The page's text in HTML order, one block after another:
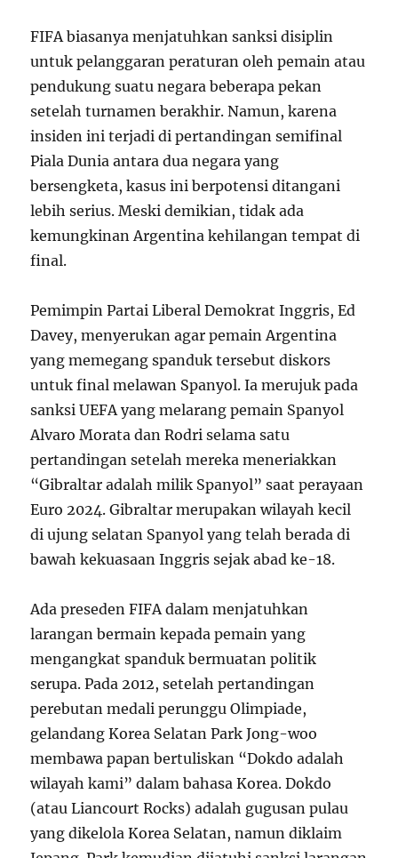
FIFA biasanya menjatuhkan sanksi disiplin
untuk pelanggaran peraturan oleh pemain atau
pendukung suatu negara beberapa pekan
setelah turnamen berakhir. Namun, karena
insiden ini terjadi di pertandingan semifinal
Piala Dunia antara dua negara yang
bersengketa, kasus ini berpotensi ditangani
lebih serius. Meski demikian, tidak ada
kemungkinan Argentina kehilangan tempat di
final.
Pemimpin Partai Liberal Demokrat Inggris, Ed
Davey, menyerukan agar pemain Argentina
yang memegang spanduk tersebut diskors
untuk final melawan Spanyol. Ia merujuk pada
sanksi UEFA yang melarang pemain Spanyol
Alvaro Morata dan Rodri selama satu
pertandingan setelah mereka meneriakkan
“Gibraltar adalah milik Spanyol” saat perayaan
Euro 2024. Gibraltar merupakan wilayah kecil
di ujung selatan Spanyol yang telah berada di
bawah kekuasaan Inggris sejak abad ke-18.
Ada preseden FIFA dalam menjatuhkan
larangan bermain kepada pemain yang
mengangkat spanduk bermuatan politik
serupa. Pada 2012, setelah pertandingan
perebutan medali perunggu Olimpiade,
gelandang Korea Selatan Park Jong-woo
membawa papan bertuliskan “Dokdo adalah
wilayah kami” dalam bahasa Korea. Dokdo
(atau Liancourt Rocks) adalah gugusan pulau
yang dikelola Korea Selatan, namun diklaim